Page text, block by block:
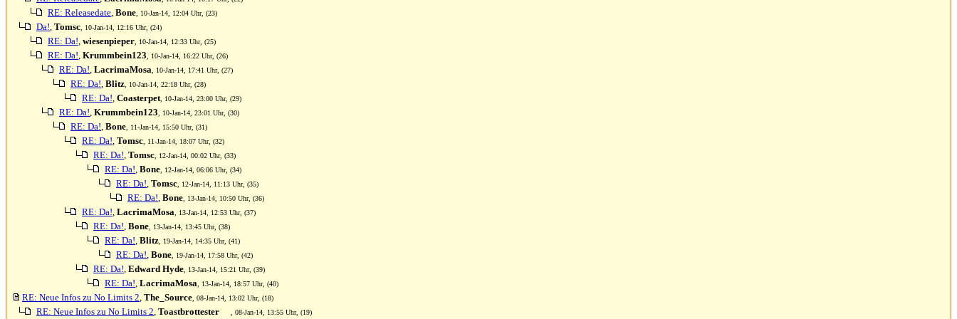
RE: Releasedate, Bone , 10-Jan-14, 12:04 Uhr, (23)
Da!, Tomsc , 10-Jan-14, 12:16 Uhr, (24)
RE: Da!, wiesenpieper , 10-Jan-14, 12:33 Uhr, (25)
RE: Da!, Krummbein123 , 10-Jan-14, 16:22 Uhr, (26)
RE: Da!, LacrimaMosa , 10-Jan-14, 17:41 Uhr, (27)
RE: Da!, Blitz , 10-Jan-14, 22:18 Uhr, (28)
RE: Da!, Coasterpet , 10-Jan-14, 23:00 Uhr, (29)
RE: Da!, Krummbein123 , 10-Jan-14, 23:01 Uhr, (30)
RE: Da!, Bone , 11-Jan-14, 15:50 Uhr, (31)
RE: Da!, Tomsc , 11-Jan-14, 18:07 Uhr, (32)
RE: Da!, Tomsc , 12-Jan-14, 00:02 Uhr, (33)
RE: Da!, Bone , 12-Jan-14, 06:06 Uhr, (34)
RE: Da!, Tomsc , 12-Jan-14, 11:13 Uhr, (35)
RE: Da!, Bone , 13-Jan-14, 10:50 Uhr, (36)
RE: Da!, LacrimaMosa , 13-Jan-14, 12:53 Uhr, (37)
RE: Da!, Bone , 13-Jan-14, 13:45 Uhr, (38)
RE: Da!, Blitz , 19-Jan-14, 14:35 Uhr, (41)
RE: Da!, Bone , 19-Jan-14, 17:58 Uhr, (42)
RE: Da!, Edward Hyde , 13-Jan-14, 15:21 Uhr, (39)
RE: Da!, LacrimaMosa , 13-Jan-14, 18:57 Uhr, (40)
RE: Neue Infos zu No Limits 2, The_Source , 08-Jan-14, 13:02 Uhr, (18)
RE: Neue Infos zu No Limits 2, Toastbrottester , 08-Jan-14, 13:55 Uhr, (19)